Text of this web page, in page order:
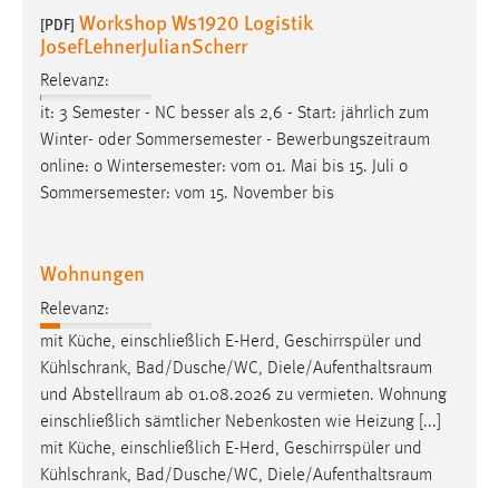
[PDF] Workshop Ws1920 Logistik
JosefLehnerJulianScherr
Relevanz:
it: 3 Semester - NC besser als 2,6 - Start: jährlich zum
Winter- oder Sommersemester - Bewerbungszeitraum
online: o Wintersemester: vom 01. Mai bis 15. Juli o
Sommersemester: vom 15. November bis
Wohnungen
Relevanz:
mit Küche, einschließlich E-Herd, Geschirrspüler und
Kühlschrank, Bad/Dusche/WC, Diele/Aufenthaltsraum
und Abstellraum ab 01.08.2026 zu vermieten. Wohnung
einschließlich sämtlicher Nebenkosten wie Heizung [...]
mit Küche, einschließlich E-Herd, Geschirrspüler und
Kühlschrank, Bad/Dusche/WC, Diele/Aufenthaltsraum